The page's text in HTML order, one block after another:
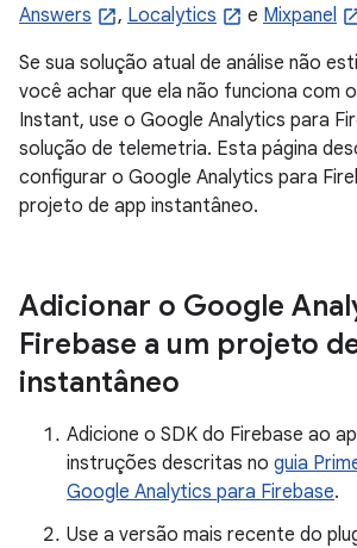
Answers
, Localytics e Mixpanel
Se sua solução atual de análise não
você achar que ela não funciona com
Instant, use o Google Analytics para
solução de telemetria. Esta página
configurar o Google Analytics para
projeto de app instantâneo.
Adicionar o Google
Firebase a um projeto
instantâneo
Adicione o SDK do Firebase ao
instruções descritas no guia
Google Analytics para Firebase.
Use a versão mais recente do